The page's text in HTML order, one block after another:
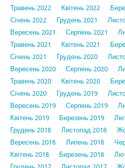
Травень 2022
Квітень 2022
Січень 2022
Грудень 2021
Вересень 2021
Серпень 2021
Травень 2021
Квітень 2021
Січень 2021
Грудень 2020
Вересень 2020
Серпень 2020
Травень 2020
Квітень 2020
Січень 2020
Грудень 2019
Вересень 2019
Серпень 2019
Квітень 2019
Березень 2019
Грудень 2018
Листопад 2018
Вересень 2018
Липень 2018
Квітень 2018
Березень 2018